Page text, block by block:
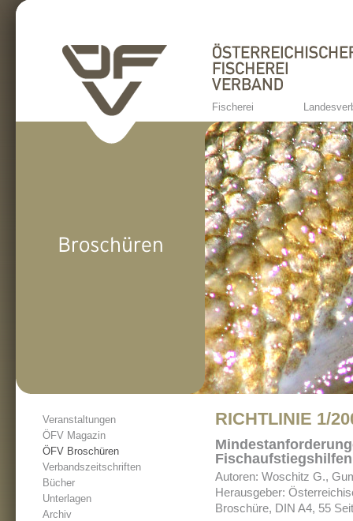
Fischerei
RICHTLINIE 1/
Autoren: Woschitz G.,
Herausgeber:
Broschüre, DIN A4, 55
Veranstaltungen
ÖFV Magazin
ÖFV Broschüren
Verbandszeitschriften
Bücher
Unterlagen
Archiv